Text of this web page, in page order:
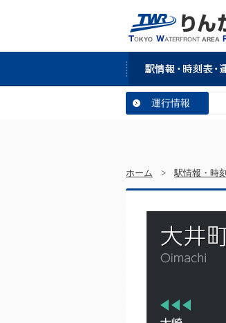
運行情報
ホーム > 駅情報・時